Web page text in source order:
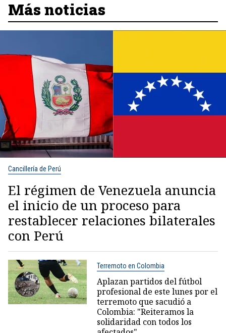
Más noticias
Cancillería de Perú
El régimen de Venezuela anuncia
el inicio de un proceso para
restablecer relaciones bilaterales
con Perú
Terremoto en Colombia
Aplazan partidos del fútbol
profesional de este lunes por el
terremoto que sacudió a
Colombia: "Reiteramos la
solidaridad con todos los